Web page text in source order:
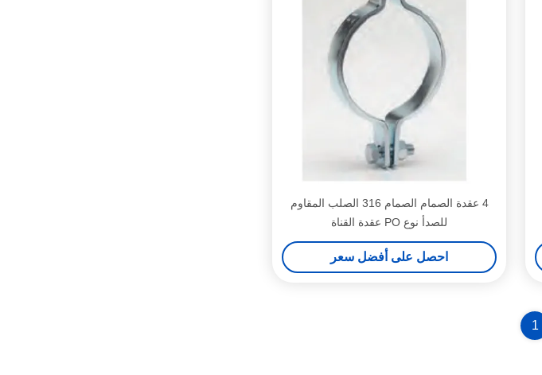
4 عقدة الصمام الصمام 316 الصلب المقاوم
للصدأ نوع PO عقدة القناة
احصل على أفضل سعر
1